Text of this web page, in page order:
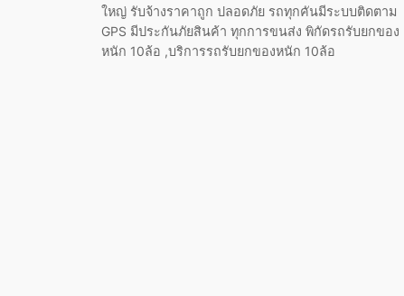
ใหญ่ รับจ้างราคาถูก ปลอดภัย รถทุกคันมีระบบติดตาม
GPS มีประกันภัยสินค้า ทุกการขนส่ง พิกัดรถรับยกของ
หนัก 10ล้อ ,บริการรถรับยกของหนัก 10ล้อ